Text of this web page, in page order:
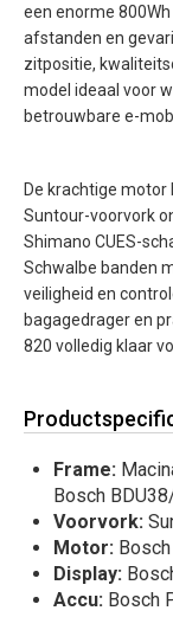
een enorme
afstanden en
zitpositie,
model ideaal voor
betrouwbare e-
De krachtige
Suntour-voorvork
Shimano CUES-
Schwalbe banden
veiligheid en
bagagedrager en
820 volledig klaar
Frame:
Bosch
Voorvork:
Motor:
Display:
Accu: Bosch